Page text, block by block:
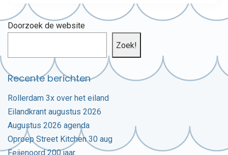
Doorzoek de website
Zoek!
Recente berichten
Rollerdam 3x over het eiland
Eilandkrant augustus 2026
Augustus 2026 agenda
Oproep Street Kitchen 30 aug
Feijenoord 200 jaar